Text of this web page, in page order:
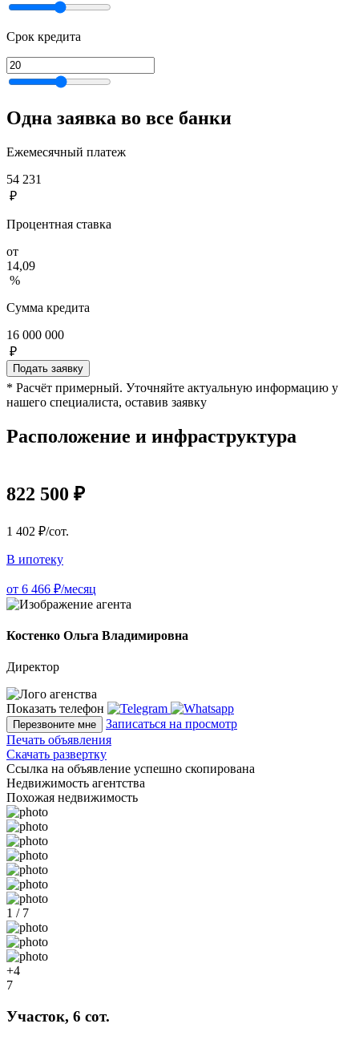
Срок кредита
Одна заявка во все банки
Ежемесячный платеж
54 231
₽
Процентная ставка
от
14,09
%
Сумма кредита
16 000 000
₽
Подать заявку
* Расчёт примерный. Уточняйте актуальную информацию у
нашего специалиста, оставив заявку
Расположение и инфраструктура
822 500 ₽
1 402 ₽/сот.
В ипотеку
от 6 466 ₽/месяц
Костенко Ольга Владимировна
Директор
Показать телефон
Перезвоните мне
Записаться на просмотр
Печать объявления
Скачать развертку
Ссылка на объявление успешно скопирована
Недвижимость агентства
Похожая недвижимость
1 / 7
+4
7
Участок, 6 сот.